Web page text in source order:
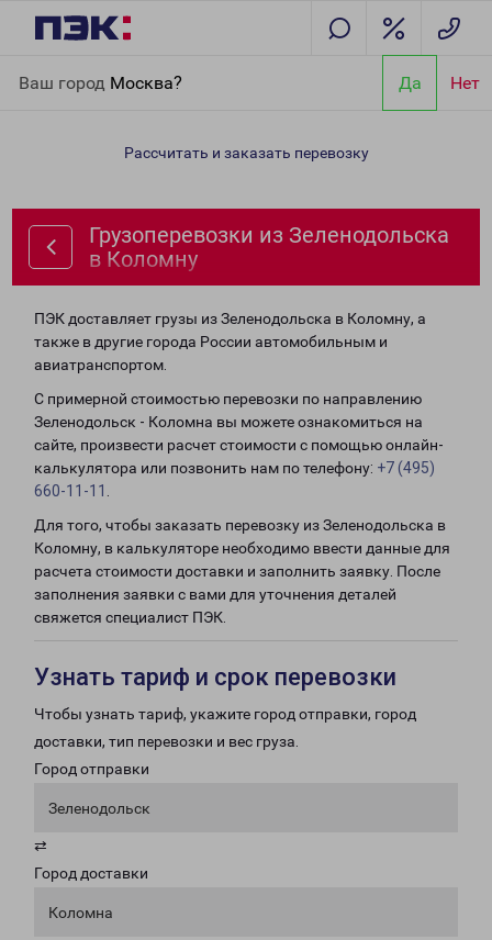
Ваш город Москва? Да Нет
Коломну
Рассчитать и заказать перевозку
Грузоперевозки из Зеленодольска
в Коломну
ПЭК доставляет грузы из Зеленодольска в Коломну, а
также в другие города России автомобильным и
авиатранспортом.
С примерной стоимостью перевозки по направлению
Зеленодольск - Коломна вы можете ознакомиться на
сайте, произвести расчет стоимости с помощью онлайн-
калькулятора или позвонить нам по телефону: +7 (495)
660-11-11
Для того, чтобы заказать перевозку из Зеленодольска в
Коломну, в калькуляторе необходимо ввести данные для
расчета стоимости доставки и заполнить заявку. После
заполнения заявки с вами для уточнения деталей
свяжется специалист ПЭК.
Узнать тариф и срок перевозки
Чтобы узнать тариф, укажите город отправки, город
доставки, тип перевозки и вес груза.
Город отправки
Зеленодольск
⇄
Город доставки
Коломна